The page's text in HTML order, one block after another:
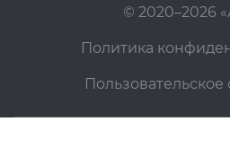
© 2020–2026
Политика